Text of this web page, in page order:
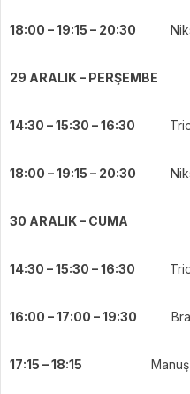
18:00 – 19:15 – 20:30
29 ARALIK – PERŞEMBE
14:30 – 15:30 – 16:30
18:00 – 19:15 – 20:30
30 ARALIK – CUMA
14:30 – 15:30 – 16:30
16:00 – 17:00 – 19:30
17:15 – 18:15